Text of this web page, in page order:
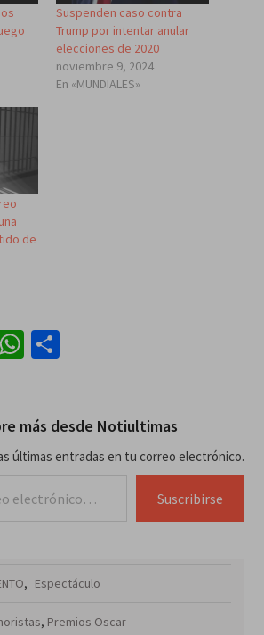
Suspenden caso contra
Trump por intentar anular
elecciones de 2020
noviembre 9, 2024
En «MUNDIALES»
de
WhatsApp
Compartir
más desde Notiultimas
últimas entradas en tu correo electrónico.
Suscribirse
, Espectáculo
, Premios Oscar